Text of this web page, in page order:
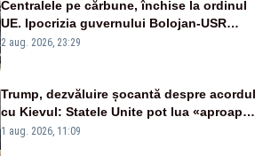
Centralele pe cărbune, închise la ordinul
UE. Ipocrizia guvernului Bolojan-USR
după starea de alertă
2 aug. 2026, 23:29
Trump, dezvăluire șocantă despre acordul
cu Kievul: Statele Unite pot lua «aproape
tot ce vor» din minele Ucrainei”
1 aug. 2026, 11:09